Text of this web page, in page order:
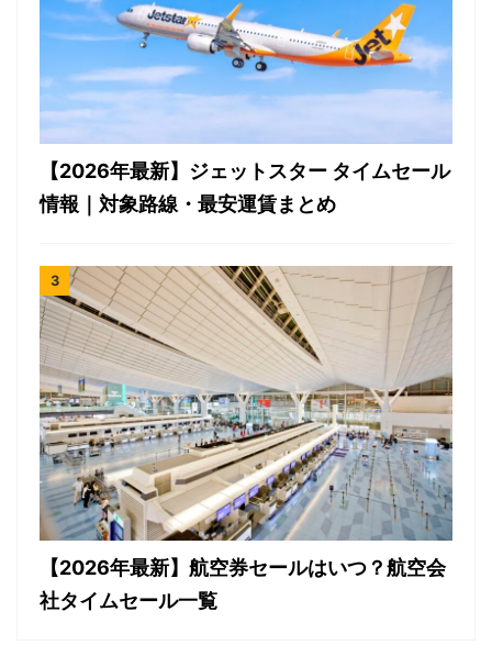
【2026年最新】ジェットスター タイムセール
情報｜対象路線・最安運賃まとめ
【2026年最新】航空券セールはいつ？航空会
社タイムセール一覧